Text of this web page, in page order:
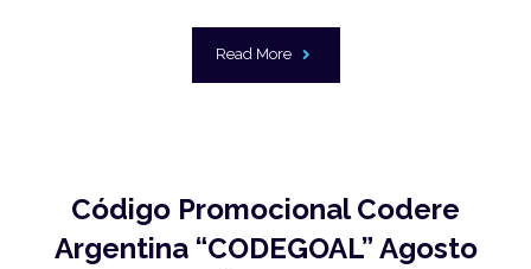
Read More
Código Promocional Codere
Argentina “CODEGOAL” Agosto